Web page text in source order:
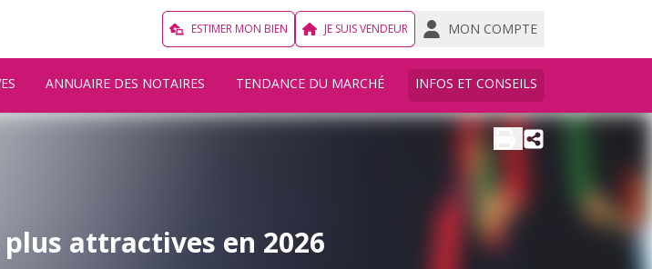
ESTIMER MON BIEN JE SUIS VENDEUR MON COMPTE
ANNUAIRE DES NOTAIRES TENDANCE DU MARCHÉ INFOS ET CONSEILS
attractives en 2026